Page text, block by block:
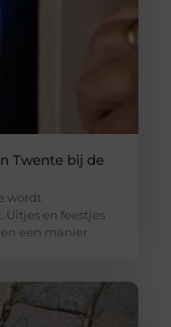
Twente bij de
wordt
en feestjes
een manier